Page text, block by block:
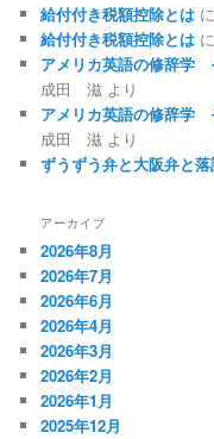
給付付き税額控除とは に
給付付き税額控除とは
アメリカ英語の修辞学
成田 滋 より
アメリカ英語の修辞学
成田 滋 より
ずうずう弁と大阪弁と
アーカイブ
2026年8月
2026年7月
2026年6月
2026年4月
2026年3月
2026年2月
2026年1月
2025年12月